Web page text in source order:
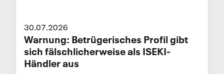
30.07.2026
Warnung: Betrügerisches Profil gibt
sich fälschlicherweise als ISEKI-
Händler aus